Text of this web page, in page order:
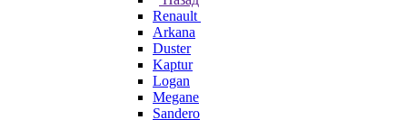
Renault
Arkana
Duster
Kaptur
Logan
Megane
Sandero